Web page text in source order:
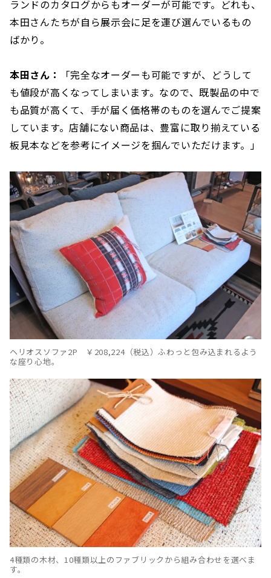
ランドのカタログからもオーダーが可能です。どれも、
本田さんたちが自ら展示会に足を運び選んでいるもの
ばかり。
本田さん：
「完全なオーダーも可能ですが、どうして
も値段が高くなってしまいます。なので、既製品の中で
も品質が高くて、手が届く価格帯のものを選んでご提案
しています。店舗にない商品は、豊富に取り揃えている
板見本などを参考にイメージを掴んでいただけます。」
ヘリオスソファ2P ￥208,224（税込）ふわっと包み込まれるよう
な座り心地。
4種類の木材、10種類以上のファブリックから組み合わせを選べま
す。